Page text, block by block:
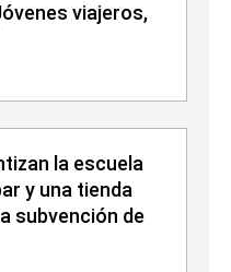
viajeros,
la escuela
y una tienda
subvención de